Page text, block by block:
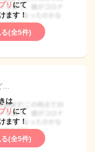
リ にて
ます！
(全5件)
…
は
リ にて
ます！
(全5件)